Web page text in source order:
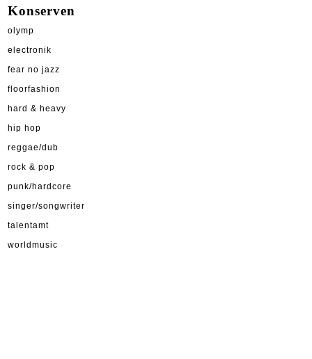
Konserven
olymp
electronik
fear no jazz
floorfashion
hard & heavy
hip hop
reggae/dub
rock & pop
punk/hardcore
singer/songwriter
talentamt
worldmusic